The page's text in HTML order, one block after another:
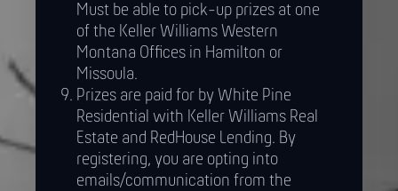
Must be able to pick-up prizes at one
of the Keller Williams Western
Montana Offices in Hamilton or
Missoula.
Prizes are paid for by White Pine
Residential with Keller Williams Real
Estate and RedHouse Lending. By
registering, you are opting into
emails/communication from the